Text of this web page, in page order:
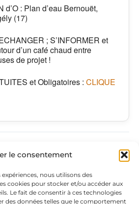
le consentement
nous utilisons des
cookies pour stocker et/ou accéder aux
Le fait de consentir à ces technologies
des données telles que le comportement
d’O : Plan d’eau Bernouët,
(17)
; S’INFORMER et
d’un café chaud entre
de projet !
et Obligatoires : CLIQUE
Adresse
du siège
c/o Jules &
PAGES
légales
Mentions